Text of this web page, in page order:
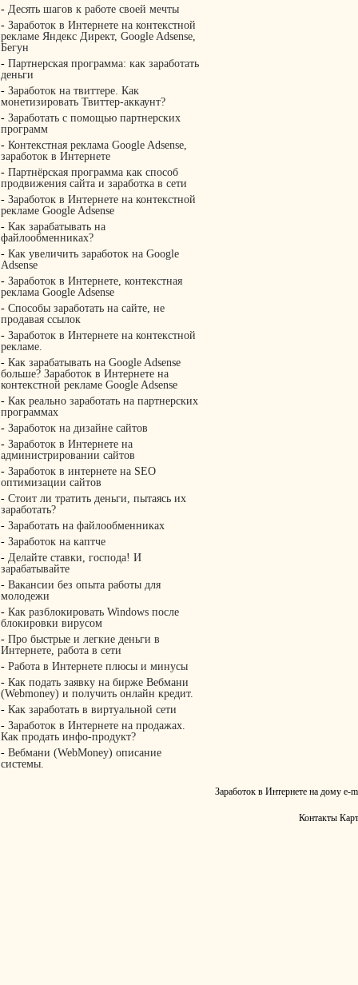
- Десять шагов к работе своей мечты
- Заработок в Интернете на контекстной
рекламе Яндекс Директ, Google Adsense,
Бегун
- Партнерская программа: как заработать
деньги
- Заработок на твиттере. Как
монетизировать Твиттер-аккаунт?
- Заработать с помощью партнерских
программ
- Контекстная реклама Google Adsense,
заработок в Интернете
- Партнёрская программа как способ
продвижения сайта и заработка в сети
- Заработок в Интернете на контекстной
рекламе Google Adsense
- Как зарабатывать на
файлообменниках?
- Как увеличить заработок на Google
Adsense
- Заработок в Интернете, контекстная
реклама Google Adsense
- Способы заработать на сайте, не
продавая ссылок
- Заработок в Интернете на контекстной
рекламе.
- Как зарабатывать на Google Adsense
больше? Заработок в Интернете на
контекстной рекламе Google Adsense
- Как реально заработать на партнерских
программах
- Заработок на дизайне сайтов
- Заработок в Интернете на
администрировании сайтов
- Заработок в интернете на SEO
оптимизации сайтов
- Стоит ли тратить деньги, пытаясь их
заработать?
- Заработать на файлообменниках
- Заработок на каптче
- Делайте ставки, господа! И
зарабатывайте
- Вакансии без опыта работы для
молодежи
- Как разблокировать Windows после
блокировки вирусом
- Про быстрые и легкие деньги в
Интернете, работа в сети
- Работа в Интернете плюсы и минусы
- Как подать заявку на бирже Вебмани
(Webmoney) и получить онлайн кредит.
- Как заработать в виртуальной сети
- Заработок в Интернете на продажах.
Как продать инфо-продукт?
- Вебмани (WebMoney) описание
системы.
Заработок в Интернете на дому e-
Контакты